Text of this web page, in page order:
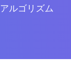
ルゴリズム